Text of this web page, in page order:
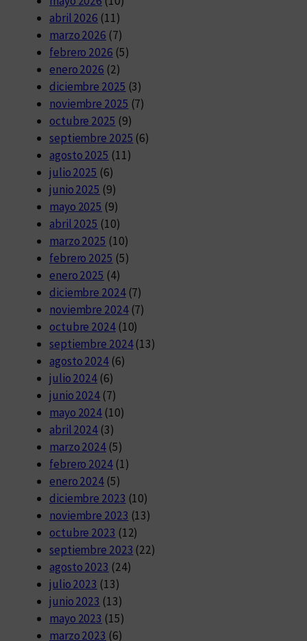
abril 2026 (11)
marzo 2026 (7)
febrero 2026 (5)
enero 2026 (2)
diciembre 2025 (3)
noviembre 2025 (7)
octubre 2025 (9)
septiembre 2025 (6)
agosto 2025 (11)
julio 2025 (6)
junio 2025 (9)
mayo 2025 (9)
abril 2025 (10)
marzo 2025 (10)
febrero 2025 (5)
enero 2025 (4)
diciembre 2024(7)
noviembre 2024(7)
octubre 2024(10)
septiembre 2024(13)
agosto 2024(6)
julio 2024 (6)
junio 2024 (7)
mayo 2024 (10)
abril 2024 (3)
marzo 2024 (5)
febrero 2024(1)
enero 2024 (5)
diciembre 2023 (10)
noviembre 2023 (13)
octubre 2023 (12)
septiembre 2023 (22)
agosto 2023 (24)
julio 2023 (13)
junio 2023 (13)
mayo 2023 (15)
marzo 2023 (6)